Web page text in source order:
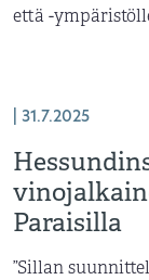
että -
| 31.7.2025
Paraisilla
”Sillan